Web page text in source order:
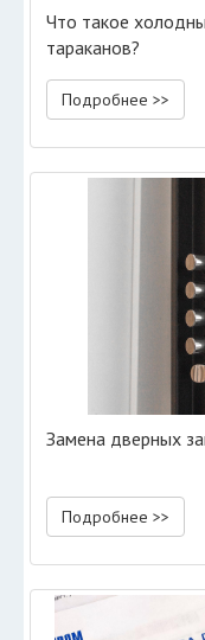
Что такое
тараканов?
Подробнее >>
Замена дверных
Подробнее >>